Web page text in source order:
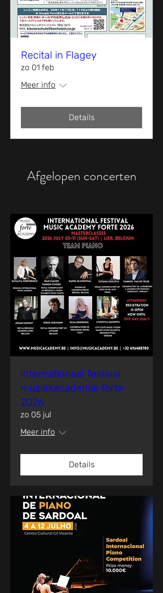
Recital in Flagey
zo 01 feb
Meer info
Details
Afgelopen concerten
Internationaal festival
muziekacademie forte
2026
zo 05 jul
Meer info
Details